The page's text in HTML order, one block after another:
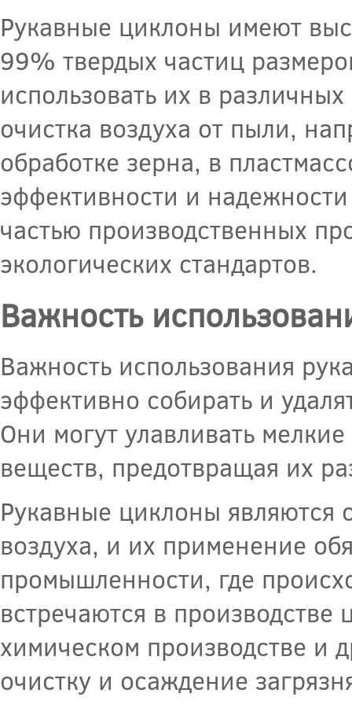
Рукавные циклоны имеют
99% твердых частиц
использовать их в
очистка воздуха от пыли,
обработке зерна, в
эффективности и
частью производственных
экологических стандартов.
Важность
Важность использования
эффективно собирать и
Они могут улавливать
веществ, предотвращая их
Рукавные циклоны являются
воздуха, и их применение
промышленности, где
встречаются в
химическом производстве и
очистку и осаждение